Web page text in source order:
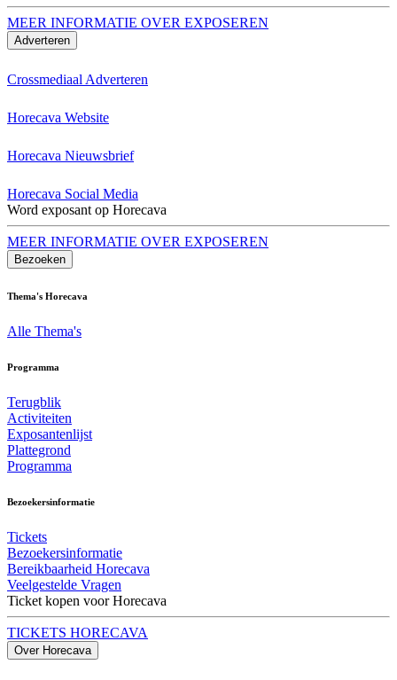
MEER INFORMATIE OVER EXPOSEREN
Adverteren
Crossmediaal Adverteren
Horecava Website
Horecava Nieuwsbrief
Horecava Social Media
Word exposant op Horecava
MEER INFORMATIE OVER EXPOSEREN
Bezoeken
Thema's Horecava
Alle Thema's
Programma
Terugblik
Activiteiten
Exposantenlijst
Plattegrond
Programma
Bezoekersinformatie
Tickets
Bezoekersinformatie
Bereikbaarheid Horecava
Veelgestelde Vragen
Ticket kopen voor Horecava
TICKETS HORECAVA
Over Horecava